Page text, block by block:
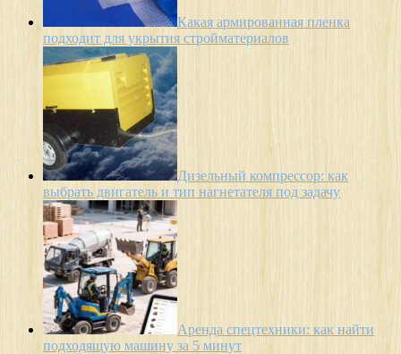
Какая армированная пленка
подходит для укрытия стройматериалов
Дизельный компрессор: как
выбрать двигатель и тип нагнетателя под задачу
Аренда спецтехники: как найти
подходящую машину за 5 минут